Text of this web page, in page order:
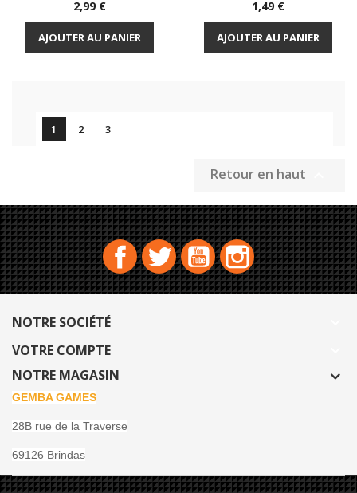
Prix
2,99 €
AJOUTER AU PANIER
Prix
1,49 €
AJOUTER AU PANIER
1 2 3
Retour en haut
FacebookTwitterYouTubeInstagram
NOTRE SOCIÉTÉ
VOTRE COMPTE
NOTRE MAGASIN
GEMBA GAMES
28B rue de la Traverse
69126 Brindas